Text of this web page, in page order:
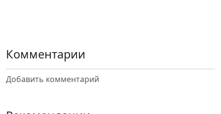
Комментарии
Добавить комментарий